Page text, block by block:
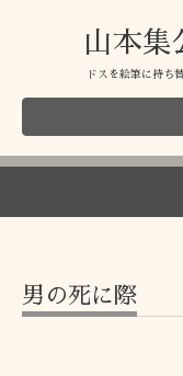
山本集
ドスを絵筆に持ち
男の死に際